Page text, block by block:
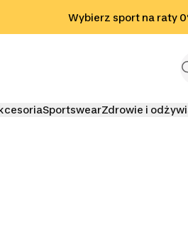
Przejdź do stopki
Wybierz sport na raty
SportswearZdrowie i